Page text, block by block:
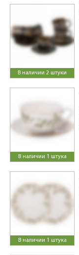
В наличии 2 штуки
В наличии 1 штука
В наличии 1 штука